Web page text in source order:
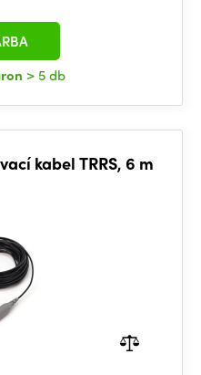
> 5 db
kabel TRRS, 6 m